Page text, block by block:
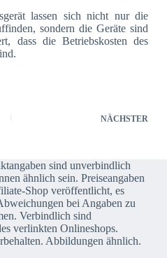
lassen sich nicht nur die
sondern die Geräte sind
dass die Betriebskosten des
NÄCHSTER
sind unverbindlich
ähnlich sein. Preiseangaben
Shop veröffentlicht, es
bei Angaben zu
Verbindlich sind
verlinkten Onlineshops.
Abbildungen ähnlich.